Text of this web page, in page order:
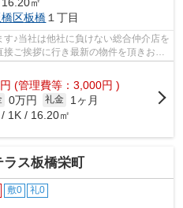
㎡
区板橋１丁目
♪当社は他社に負けない総合仲介店を
ご挨拶に行き最新の物件を頂きお客
円 (管理費等：3,000円 )
0万円 礼金
1ヶ月
1K / 16.20㎡
ス板橋栄町
敷0 礼0